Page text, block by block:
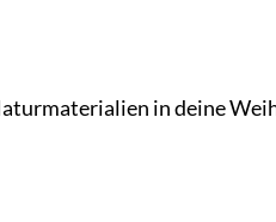
in deine